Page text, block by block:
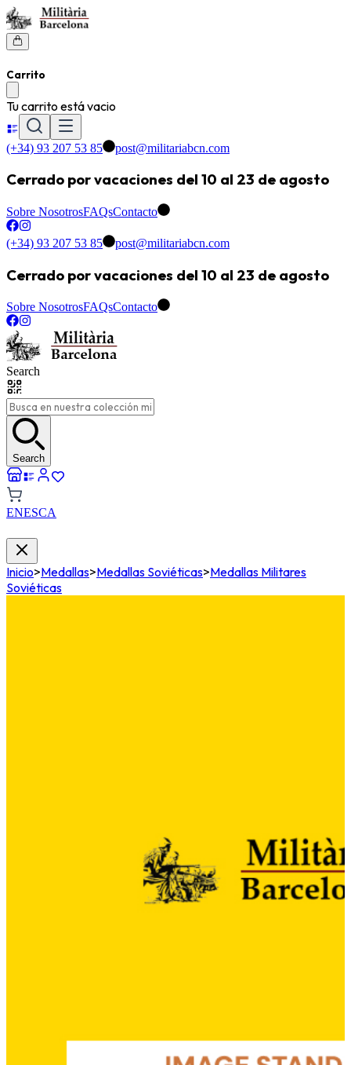
Carrito
Tu carrito está vacio
(+34) 93 207 53 85 post@militariabcn.com
Cerrado por vacaciones del 10 al 23 de agosto
Sobre NosotrosFAQsContacto
(+34) 93 207 53 85 post@militariabcn.com
Cerrado por vacaciones del 10 al 23 de agosto
Sobre NosotrosFAQsContacto
Search
Search
ENESCA
Inicio>Medallas>Medallas Soviéticas>Medallas Militares
Soviéticas